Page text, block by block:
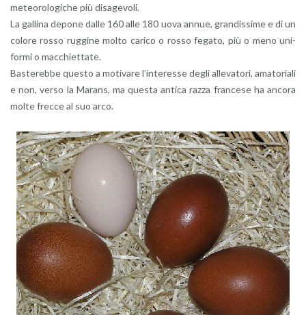
me­teo­ro­lo­gi­che più di­sa­ge­vo­li.
La gal­li­na de­po­ne dalle 160 alle 180 uova annue, gran­dis­si­me e di un
co­lo­re rosso rug­gi­ne molto ca­ri­co o rosso fe­ga­to, più o meno uni­
for­mi o mac­chiet­ta­te.
Ba­ste­reb­be que­sto a mo­ti­va­re l’in­te­res­se degli al­le­va­to­ri, ama­to­ria­li
e non, verso la Ma­rans, ma que­sta an­ti­ca razza fran­ce­se ha an­co­ra
molte frec­ce al suo arco.